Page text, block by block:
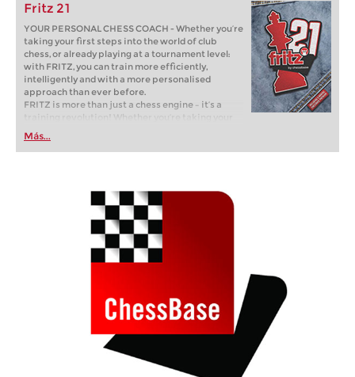
Fritz 21
YOUR PERSONAL CHESS COACH - Whether you’re
taking your first steps into the world of club
chess, or already playing at a tournament level:
with FRITZ, you can train more efficiently,
intelligently and with a more personalised
approach than ever before.
FRITZ is more than just a chess engine – it’s a
training revolution! Whether you’re taking your
first steps into the world of club chess, or already
playing at a tournament level: with FRITZ, you can
train more efficiently, intelligently and with a
Más...